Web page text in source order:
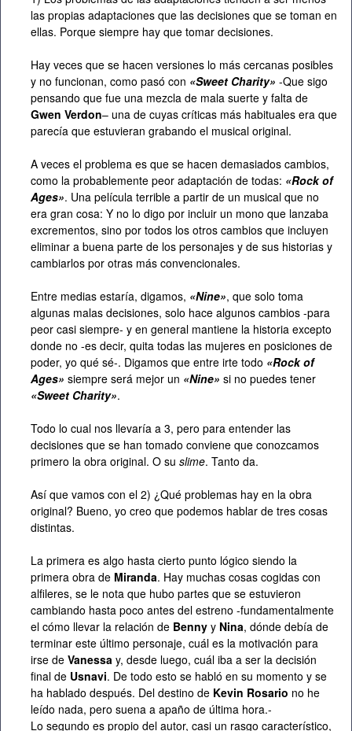
las propias adaptaciones que las decisiones que se toman en
ellas. Porque siempre hay que tomar decisiones.
Hay veces que se hacen versiones lo más cercanas posibles
y no funcionan, como pasó con «Sweet Charity» -Que sigo
pensando que fue una mezcla de mala suerte y falta de
Gwen Verdon– una de cuyas críticas más habituales era que
parecía que estuvieran grabando el musical original.
A veces el problema es que se hacen demasiados cambios,
como la probablemente peor adaptación de todas: «Rock of
Ages». Una película terrible a partir de un musical que no
era gran cosa: Y no lo digo por incluir un mono que lanzaba
excrementos, sino por todos los otros cambios que incluyen
eliminar a buena parte de los personajes y de sus historias y
cambiarlos por otras más convencionales.
Entre medias estaría, digamos, «Nine», que solo toma
algunas malas decisiones, solo hace algunos cambios -para
peor casi siempre- y en general mantiene la historia excepto
donde no -es decir, quita todas las mujeres en posiciones de
poder, yo qué sé-. Digamos que entre irte todo «Rock of
Ages» siempre será mejor un «Nine» si no puedes tener
«Sweet Charity».
Todo lo cual nos llevaría a 3, pero para entender las
decisiones que se han tomado conviene que conozcamos
primero la obra original. O su slime. Tanto da.
Así que vamos con el 2) ¿Qué problemas hay en la obra
original? Bueno, yo creo que podemos hablar de tres cosas
distintas.
La primera es algo hasta cierto punto lógico siendo la
primera obra de Miranda. Hay muchas cosas cogidas con
alfileres, se le nota que hubo partes que se estuvieron
cambiando hasta poco antes del estreno -fundamentalmente
el cómo llevar la relación de Benny y Nina, dónde debía de
terminar este último personaje, cuál es la motivación para
irse de Vanessa y, desde luego, cuál iba a ser la decisión
final de Usnavi. De todo esto se habló en su momento y se
ha hablado después. Del destino de Kevin Rosario no he
leído nada, pero suena a apaño de última hora.-
Lo segundo es propio del autor, casi un rasgo característico,